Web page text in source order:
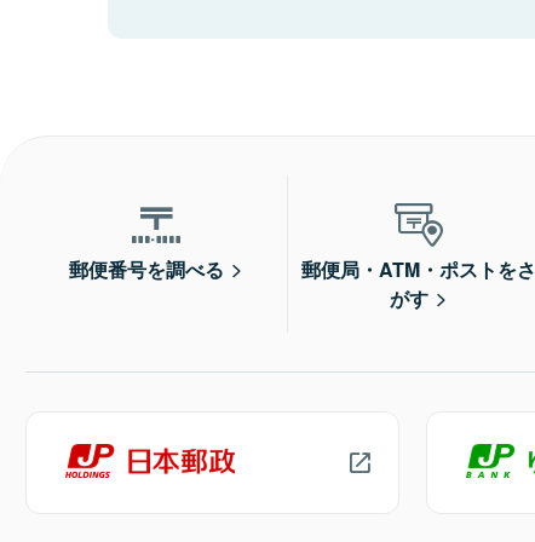
郵便番号を調べる
郵便局・ATM・ポストをさ
がす